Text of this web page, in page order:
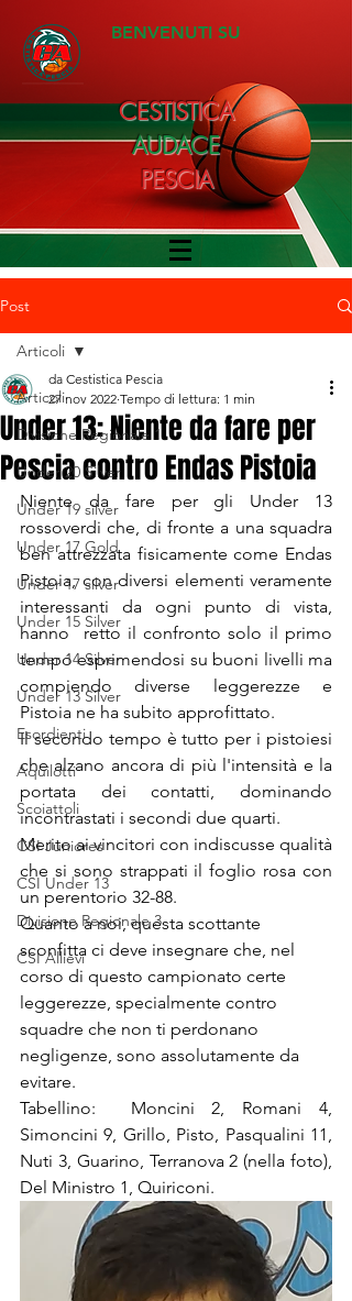
BENVENUTI SU
CESTISTICA
AUDACE
PESCIA
Post
Articoli
Divisione Regionale 1
Under 20 Silver
Under 19 silver
Under 17 Gold
Under 17 silver
Under 15 Silver
Under 14 Silver
Under 13 Silver
Esordienti
Aquilotti
Scoiattoli
CSI Juniores
CSI Under 13
Divisione Regionale 3
CSI Allievi
Articoli
Under 13: Niente da fare per
Pescia contro Endas Pistoia
da Cestistica Pescia
27 nov 2022 Tempo di lettura: 1 min
Niente da fare per gli Under 13
rossoverdi che, di fronte a una squadra
ben attrezzata fisicamente come Endas
Pistoia, con diversi elementi veramente
interessanti da ogni punto di vista,
hanno  retto il confronto solo il primo
tempo esprimendosi su buoni livelli ma
compiendo diverse leggerezze e
Pistoia ne ha subito approfittato.
Il secondo tempo è tutto per i pistoiesi
che alzano ancora di più l'intensità e la
portata dei contatti, dominando
incontrastati i secondi due quarti.
Merito ai vincitori con indiscusse qualità
che si sono strappati il foglio rosa con
un perentorio 32-88.
Quanto a noi, questa scottante
sconfitta ci deve insegnare che, nel
corso di questo campionato certe
leggerezze, specialmente contro
squadre che non ti perdonano
negligenze, sono assolutamente da
evitare.
Tabellino:  Moncini 2, Romani 4,
Simoncini 9, Grillo, Pisto, Pasqualini 11,
Nuti 3, Guarino, Terranova 2 (nella foto),
Del Ministro 1, Quiriconi.